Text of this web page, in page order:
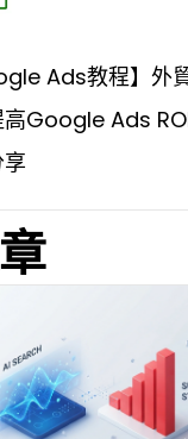
Ads教程】外
高Google Ads